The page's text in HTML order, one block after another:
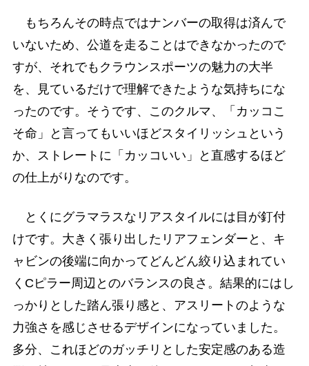
もちろんその時点ではナンバーの取得は済んで
いないため、公道を走ることはできなかったので
すが、それでもクラウンスポーツの魅力の大半
を、見ているだけで理解できたような気持ちにな
ったのです。そうです、このクルマ、「カッコこ
そ命」と言ってもいいほどスタイリッシュという
か、ストレートに「カッコいい」と直感するほど
の仕上がりなのです。
とくにグラマラスなリアスタイルには目が釘付
けです。大きく張り出したリアフェンダーと、キ
ャビンの後端に向かってどんどん絞り込まれてい
くCピラー周辺とのバランスの良さ。結果的にはし
っかりとした踏ん張り感と、アスリートのような
力強さを感じさせるデザインになっていました。
多分、これほどのガッチリとした安定感のある造